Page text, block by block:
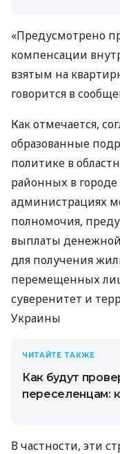
«Предусмотрено
компенсации
взятым на
говорится в
Как отмечается,
образованные
политике в
районных в
администрациях
полномочия,
выплаты
для получения
перемещенных
суверенитет и
Украины
ЧИТАЙТЕ ТАКЖЕ
Как будут
переселенцам:
В частности, эти